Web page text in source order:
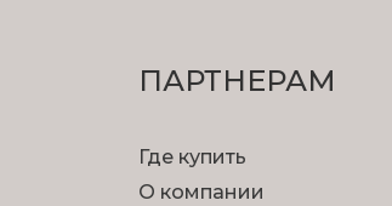
ПАРТНЕРАМ
Где купить
О компании